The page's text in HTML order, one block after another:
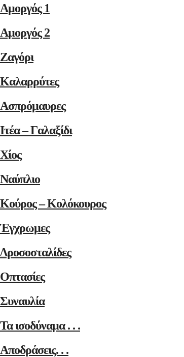
Αμοργός 1
Αμοργός 2
Ζαγόρι
Καλαρρύτες
Ασπρόμαυρες
Ιτέα – Γαλαξίδι
Χίος
Ναύπλιο
Κούρος – Κολόκουρος
Έγχρωμες
Δροσοσταλίδες
Οπτασίες
Συναυλία
Τα ισοδύναμα . . .
Αποδράσεις. . .